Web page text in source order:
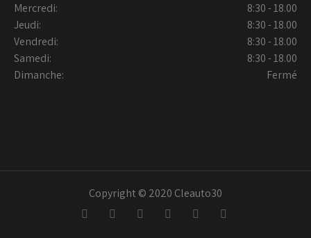
Mercredi:
8:30 - 18.00
Jeudi:
8:30 - 18.00
Vendredi:
8:30 - 18.00
Samedi:
8:30 - 18.00
Dimanche:
Fermé
Copyright © 2020 Cleauto30